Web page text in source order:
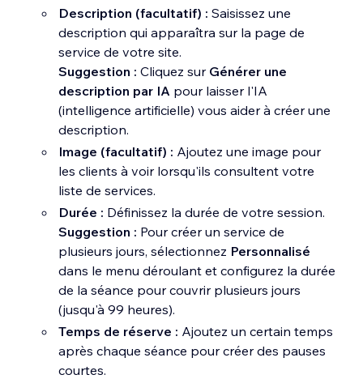
Description (facultatif) : Saisissez une
description qui apparaîtra sur la page de
service de votre site.
Suggestion : Cliquez sur Générer une
description par IA pour laisser l'IA
(intelligence artificielle) vous aider à créer une
description.
Image (facultatif) : Ajoutez une image pour
les clients à voir lorsqu'ils consultent votre
liste de services.
Durée : Définissez la durée de votre session.
Suggestion : Pour créer un service de
plusieurs jours, sélectionnez Personnalisé
dans le menu déroulant et configurez la durée
de la séance pour couvrir plusieurs jours
(jusqu'à 99 heures).
Temps de réserve : Ajoutez un certain temps
après chaque séance pour créer des pauses
courtes.